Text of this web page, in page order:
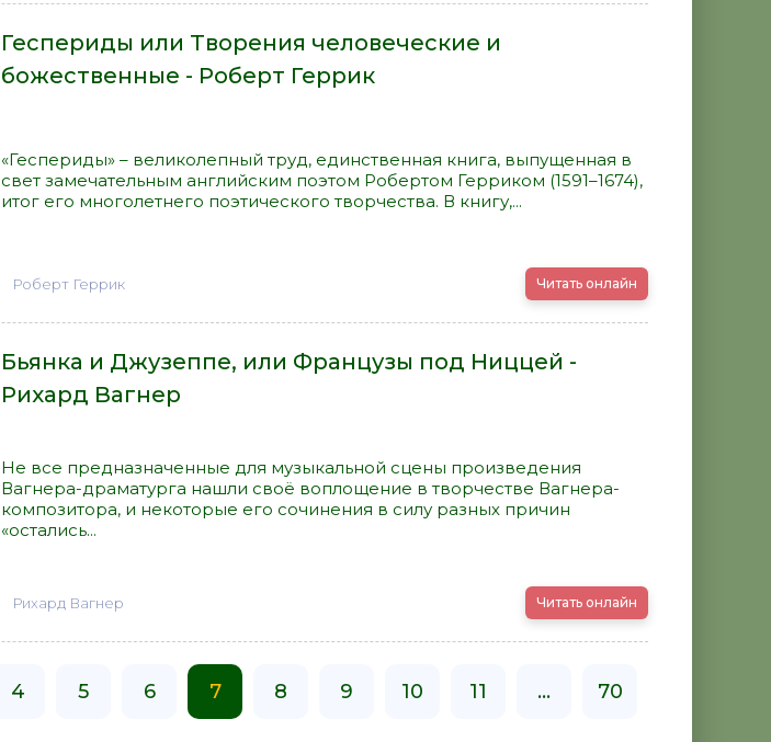
Геспериды или Творения человеческие и
божественные - Роберт Геррик
«Геспериды» – великолепный труд, единственная книга, выпущенная в
свет замечательным английским поэтом Робертом Герриком (1591–1674),
итог его многолетнего поэтического творчества. В книгу,...
Роберт Геррик Читать онлайн
Бьянка и Джузеппе, или Французы под Ниццей -
Рихард Вагнер
Не все предназначенные для музыкальной сцены произведения
Вагнера-драматурга нашли своё воплощение в творчестве Вагнера-
композитора, и некоторые его сочинения в силу разных причин
«остались...
Рихард Вагнер Читать онлайн
4 5 6 7 8 9 10 11 ... 70